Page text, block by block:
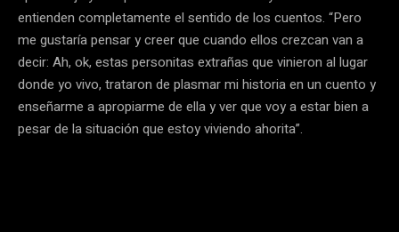
entienden completamente el sentido de los cuentos. “Pero
me gustaría pensar y creer que cuando ellos crezcan van a
decir: Ah, ok, estas personitas extrañas que vinieron al lugar
donde yo vivo, trataron de plasmar mi historia en un cuento y
enseñarme a apropiarme de ella y ver que voy a estar bien a
pesar de la situación que estoy viviendo ahorita”.